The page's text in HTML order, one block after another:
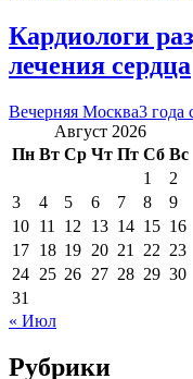
Кардиологи
лечения сердца
Вечерняя Москва3 года
Август 2026
Пн Вт Ср Чт Пт Сб Вс
1
2
3
4 5 6 7 8
9
10 11 12 13 14 15 16
17 18 19 20 21 22 23
24 25 26 27 28 29 30
31
« Июл
Рубрики